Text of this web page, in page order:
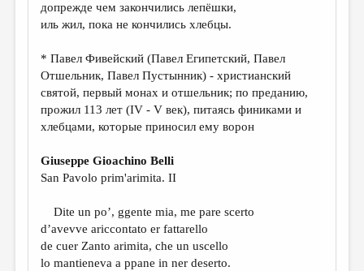
ЭССЕИСТИКА
КУЛЬТУРОВЕДЕНИЕ
ПУБЛИЦИСТИКА
РЕЦЕНЗИРОВАНИЕ
ЦИКЛЫ ПУБЛИКАЦИЙ
ТРЕДИАКОВСКИЙ
МЕДИА
ВКОНТАКТЕ
допрежде чем закончились лепёшки,
иль жил, пока не кончились хлебцы.
* Павел Фивейский (Павел Египетский, Павел
Отшельник, Павел Пустынник) - христианский
святой, первый монах и отшельник; по преданию,
прожил 113 лет (IV - V век), питаясь финиками и
хлебцами, которые приносил ему ворон
Giuseppe Gioachino Belli
San Pavolo prim'arimita. II
Dite un po’, ggente mia, me pare scerto
d’avevve ariccontato er fattarello
de cuer Zanto arimita, che un uscello
lo mantieneva a ppane in ner deserto.